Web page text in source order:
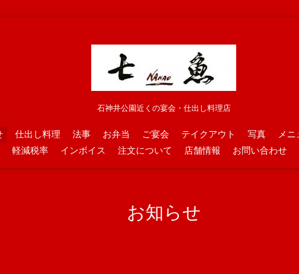
石神井公園近くの宴会・仕出し料理店
仕出し料理 法事 お弁当 ご宴会 テイクアウト 写真
メニ
軽減税率
インボイス 注文について 店舗情報 お問い合わせ
お知らせ